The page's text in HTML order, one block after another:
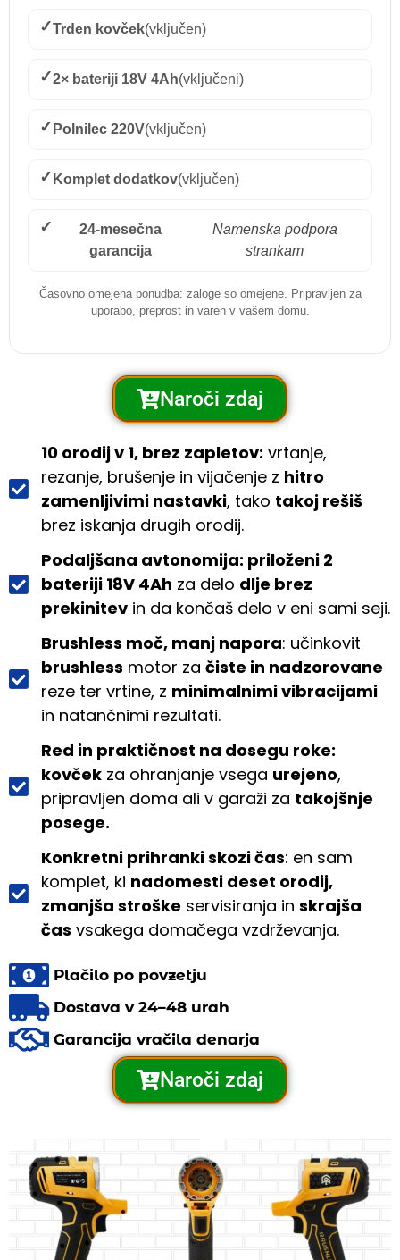
✓Trden kovček(vključen)
✓2× bateriji 18V 4Ah(vključeni)
✓ Polnilec 220V(vključen)
✓ Komplet dodatkov(vključen)
✓
24-mesečna
garancija
Namenska podpora
strankam
Časovno omejena ponudba: zaloge so omejene. Pripravljen za
uporabo, preprost in varen v vašem domu.
Naroči zdaj
10 orodij v 1, brez zapletov: vrtanje,
rezanje, brušenje in vijačenje z hitro
zamenljivimi nastavki, tako takoj rešiš
brez iskanja drugih orodij.
Podaljšana avtonomija: priloženi 2
bateriji 18V 4Ah za delo dlje brez
prekinitev in da končaš delo v eni sami seji.
Brushless moč, manj napora: učinkovit
brushless motor začiste in nadzorovane
reze ter vrtine, z minimalnimi vibracijami
in natančnimi rezultati.
Red in praktičnost na dosegu roke:
kovček za ohranjanje vsega urejeno,
pripravljen doma ali v garaži za takojšnje
posege.
Konkretni prihranki skozi čas: en sam
komplet, ki nadomesti deset orodij,
zmanjša stroške servisiranja inskrajša
čas vsakega domačega vzdrževanja.
Plačilo po povzetju
Dostava v 24–48 urah
Garancija vračila denarja
Naroči zdaj